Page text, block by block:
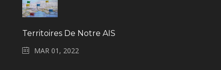
Territoires De Notre AIS
MAR 01, 2022